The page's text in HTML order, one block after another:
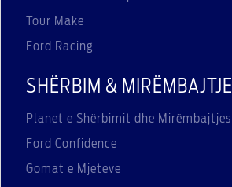
Tour Make
Ford Racing
SHËRBIM & MIRËMBAJTJE
Planet e Shërbimit dhe Mirëmbajtjes
Ford Confidence
Gomat e Mjeteve